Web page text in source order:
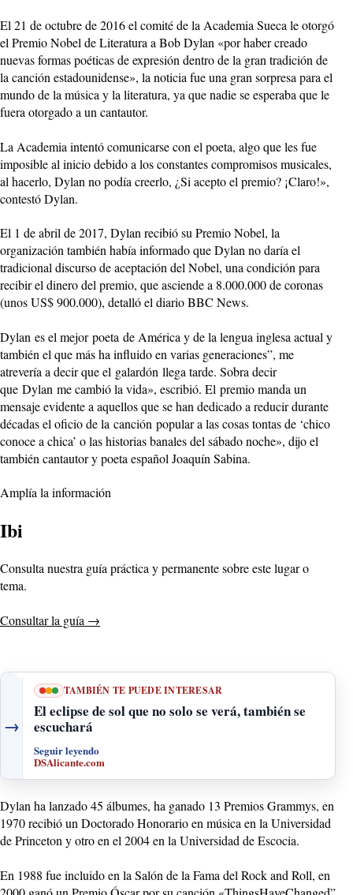
El 21 de octubre de 2016 el comité de la Academia Sueca le otorgó
el Premio Nobel de Literatura a Bob Dylan «por haber creado
nuevas formas poéticas de expresión dentro de la gran tradición de
la canción estadounidense», la noticia fue una gran sorpresa para el
mundo de la música y la literatura, ya que nadie se esperaba que le
fuera otorgado a un cantautor.
La Academia intentó comunicarse con el poeta, algo que les fue
imposible al inicio debido a los constantes compromisos musicales,
al hacerlo, Dylan no podía creerlo, ¿Si acepto el premio? ¡Claro!»,
contestó Dylan.
El 1 de abril de 2017, Dylan recibió su Premio Nobel, la
organización también había informado que Dylan no daría el
tradicional discurso de aceptación del Nobel, una condición para
recibir el dinero del premio, que asciende a 8.000.000 de coronas
(unos US$ 900.000), detalló el diario BBC News.
Dylan es el mejor poeta de América y de la lengua inglesa actual y
también el que más ha influido en varias generaciones”, me
atrevería a decir que el galardón llega tarde. Sobra decir
que Dylan me cambió la vida», escribió. El premio manda un
mensaje evidente a aquellos que se han dedicado a reducir durante
décadas el oficio de la canción popular a las cosas tontas de ‘chico
conoce a chica’ o las historias banales del sábado noche», dijo el
también cantautor y poeta español Joaquín Sabina.
Amplía la información
Ibi
Consulta nuestra guía práctica y permanente sobre este lugar o
tema.
Consultar la guía →
→
TAMBIÉN TE PUEDE INTERESAR
El eclipse de sol que no solo se verá, también se
escuchará
Seguir leyendo
DSAlicante.com
Dylan ha lanzado 45 álbumes, ha ganado 13 Premios Grammys, en
1970 recibió un Doctorado Honorario en música en la Universidad
de Princeton y otro en el 2004 en la Universidad de Escocia.
En 1988 fue incluido en la Salón de la Fama del Rock and Roll, en